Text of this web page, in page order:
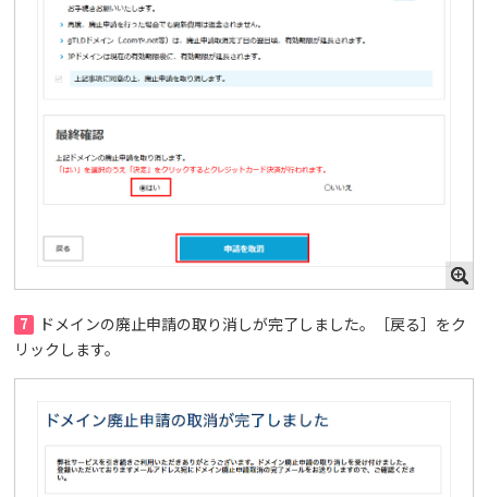
7
ドメインの廃止申請の取り消しが完了しました。［戻る］をク
リックします。